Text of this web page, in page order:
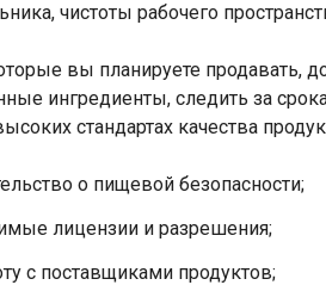
чистоты рабочего
вы планируете продавать,
ингредиенты, следить за
стандартах качества
о пищевой безопасности;
лицензии и разрешения;
с поставщиками продуктов;